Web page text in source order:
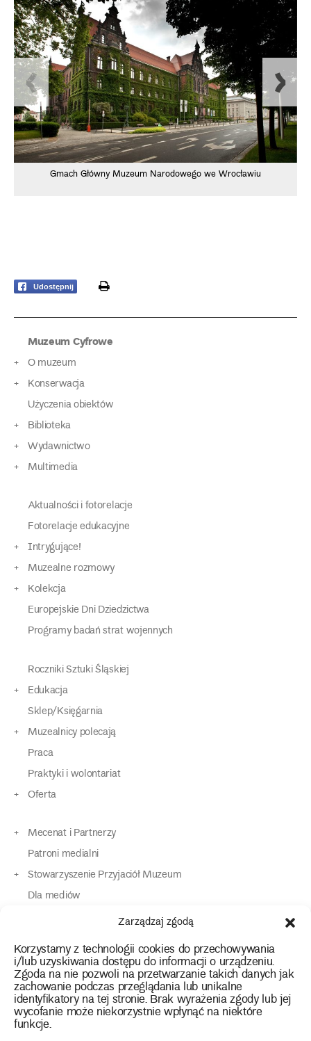
Zarządzaj zgodą
Korzystamy z technologii cookies do przechowywania
i/lub uzyskiwania dostępu do informacji o urządzeniu.
Zgoda na nie pozwoli na przetwarzanie takich danych jak
zachowanie podczas przeglądania lub unikalne
identyfikatory na tej stronie. Brak wyrażenia zgody lub jej
wycofanie może niekorzystnie wpłynąć na niektóre
funkcje.
Gmach Główny Muzeum Narodowego we Wrocławiu
Udostępnij print
Muzeum Cyfrowe
O muzeum
Konserwacja
Użyczenia obiektów
Biblioteka
Wydawnictwo
Multimedia
Aktualności i fotorelacje
Fotorelacje edukacyjne
Intrygujące!
Muzealne rozmowy
Kolekcja
Europejskie Dni Dziedzictwa
Programy badań strat wojennych
Roczniki Sztuki Śląskiej
Edukacja
Sklep/Księgarnia
Muzealnicy polecają
Praca
Praktyki i wolontariat
Oferta
Mecenat i Partnerzy
Patroni medialni
Stowarzyszenie Przyjaciół Muzeum
Dla mediów
Dla osób o specjalnych potrzebach
Kontakt
instagram
twitterfacebookyoutube
tiktok
Polityka prywatności